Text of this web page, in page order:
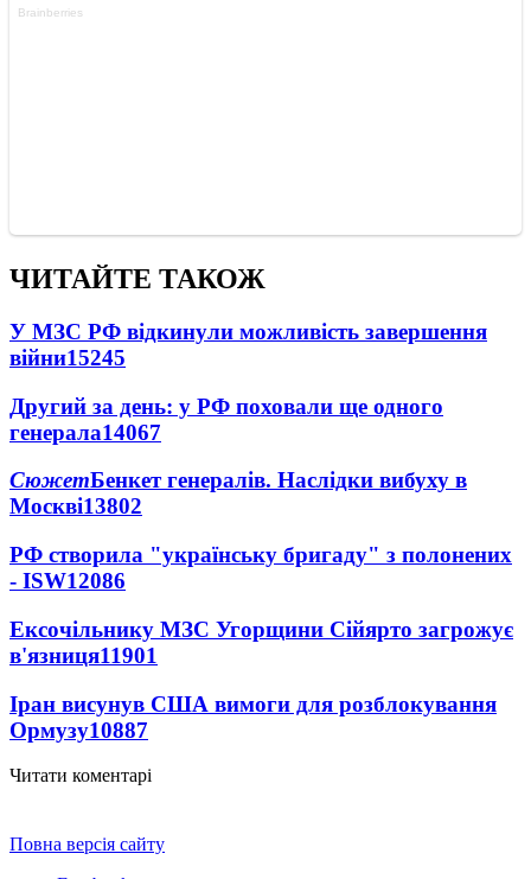
ЧИТАЙТЕ ТАКОЖ
У МЗС РФ відкинули можливість завершення
війни15245
Другий за день: у РФ поховали ще одного
генерала14067
СюжетБенкет генералів. Наслідки вибуху в
Москві13802
РФ створила "українську бригаду" з полонених
- ISW12086
Ексочільнику МЗС Угорщини Сійярто загрожує
в'язниця11901
Іран висунув США вимоги для розблокування
Ормузу10887
Читати коментарі
Повна версія сайту